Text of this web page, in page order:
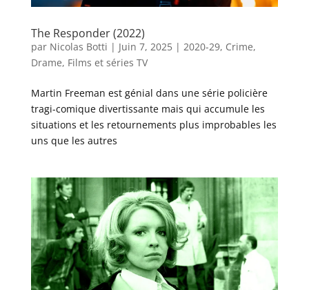
The Responder (2022)
par Nicolas Botti | Juin 7, 2025| 2020-29, Crime,
Drame, Films et séries TV
Martin Freeman est génial dans une série policière
tragi-comique divertissante mais qui accumule les
situations et les retournements plus improbables les
uns que les autres